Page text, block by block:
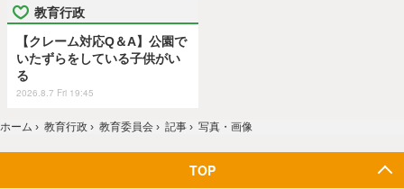
教育行政
【クレーム対応Q＆A】公園で
いたずらをしている子供がい
る
2026.8.7 Fri 19:45
ホーム › 教育行政 › 教育委員会 › 記事 › 写真・画像
TOP